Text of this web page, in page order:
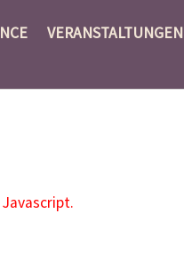
VERANSTALTUNGEN